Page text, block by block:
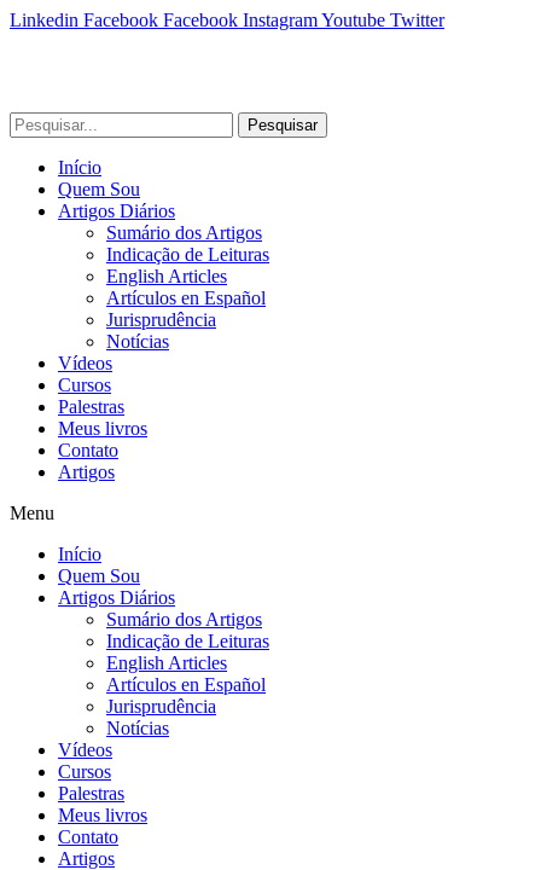
Linkedin Facebook Facebook InstagramYoutube Twitter
Pesquisar
Início
Quem Sou
Artigos Diários
Sumário dos Artigos
Indicação de Leituras
English Articles
Artículos en Español
Jurisprudência
Notícias
Vídeos
Cursos
Palestras
Meus livros
Contato
Artigos
Menu
Início
Quem Sou
Artigos Diários
Sumário dos Artigos
Indicação de Leituras
English Articles
Artículos en Español
Jurisprudência
Notícias
Vídeos
Cursos
Palestras
Meus livros
Contato
Artigos